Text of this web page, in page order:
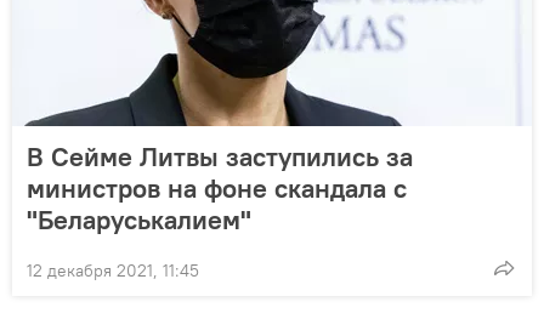
В Сейме Литвы заступились за
министров на фоне скандала с
"Беларуськалием"
12 декабря 2021, 11:45